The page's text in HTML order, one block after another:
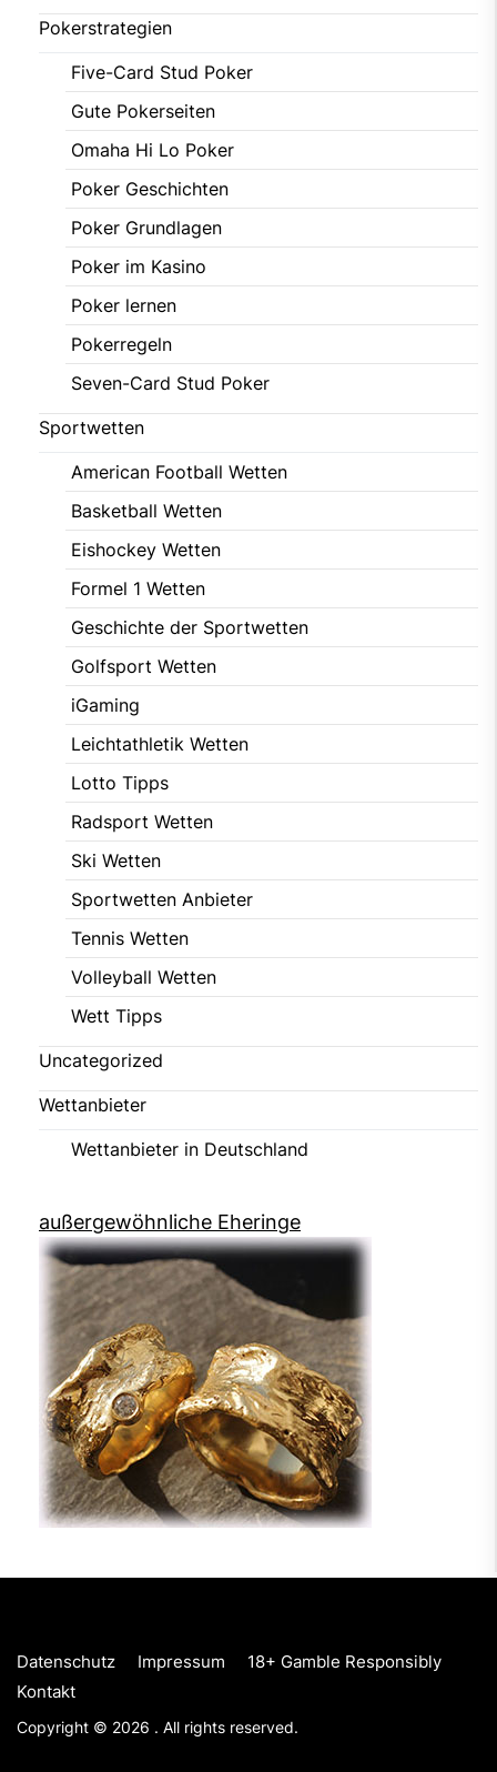
Pokerstrategien
Five-Card Stud Poker
Gute Pokerseiten
Omaha Hi Lo Poker
Poker Geschichten
Poker Grundlagen
Poker im Kasino
Poker lernen
Pokerregeln
Seven-Card Stud Poker
Sportwetten
American Football Wetten
Basketball Wetten
Eishockey Wetten
Formel 1 Wetten
Geschichte der Sportwetten
Golfsport Wetten
iGaming
Leichtathletik Wetten
Lotto Tipps
Radsport Wetten
Ski Wetten
Sportwetten Anbieter
Tennis Wetten
Volleyball Wetten
Wett Tipps
Uncategorized
Wettanbieter
Wettanbieter in Deutschland
außergewöhnliche Eheringe
Datenschutz Impressum
18+ Gamble Responsibly
Kontakt
Copyright © 2026 . All rights reserved.